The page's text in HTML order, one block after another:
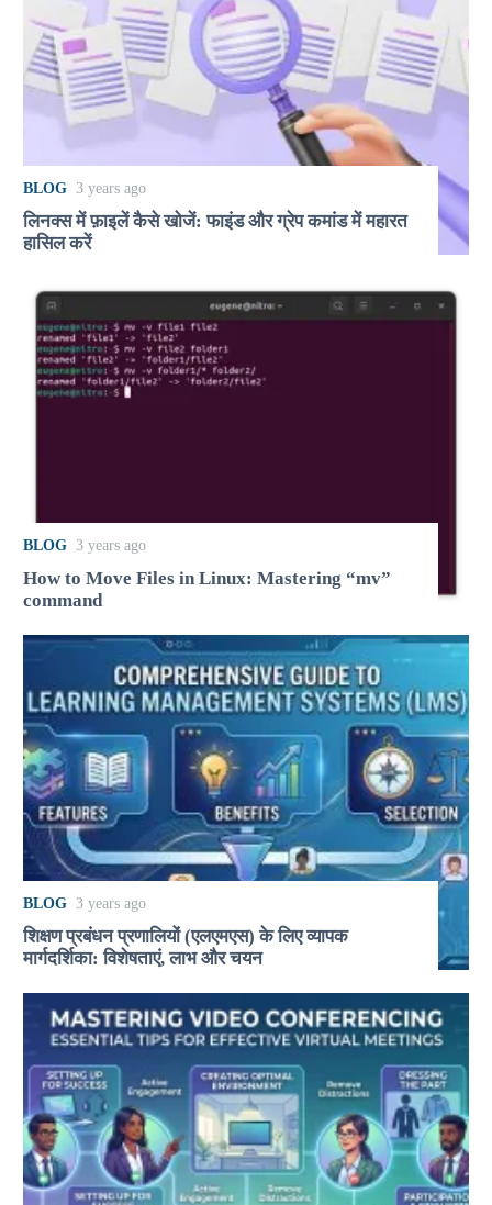
BLOG 3 years ago
लिनक्स में फ़ाइलें कैसे खोजें: फाइंड और ग्रेप कमांड में महारत
हासिल करें
BLOG 3 years ago
How to Move Files in Linux: Mastering “mv”
command
BLOG 3 years ago
शिक्षण प्रबंधन प्रणालियों (एलएमएस) के लिए व्यापक
मार्गदर्शिका: विशेषताएं, लाभ और चयन